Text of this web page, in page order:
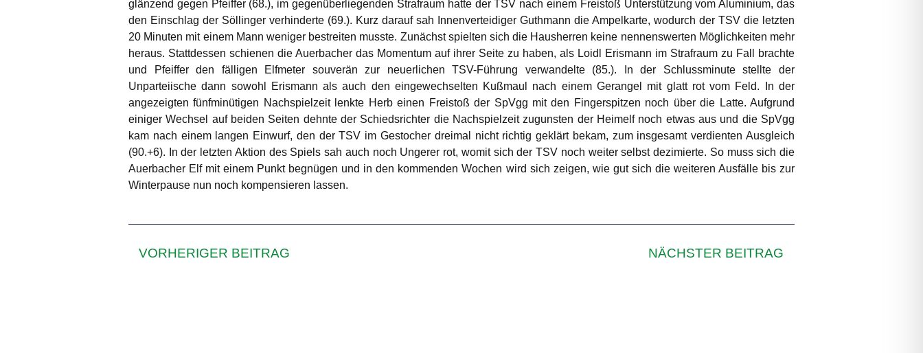
glänzend gegen Pfeiffer (68.), im gegenüberliegenden Strafraum hatte der TSV nach einem Freistoß Unterstützung vom Aluminium, das
den Einschlag der Söllinger verhinderte (69.). Kurz darauf sah Innenverteidiger Guthmann die Ampelkarte, wodurch der TSV die letzten
20 Minuten mit einem Mann weniger bestreiten musste. Zunächst spielten sich die Hausherren keine nennenswerten Möglichkeiten mehr
heraus. Stattdessen schienen die Auerbacher das Momentum auf ihrer Seite zu haben, als Loidl Erismann im Strafraum zu Fall brachte
und Pfeiffer den fälligen Elfmeter souverän zur neuerlichen TSV-Führung verwandelte (85.). In der Schlussminute stellte der
Unparteiische dann sowohl Erismann als auch den eingewechselten Kußmaul nach einem Gerangel mit glatt rot vom Feld. In der
angezeigten fünfminütigen Nachspielzeit lenkte Herb einen Freistoß der SpVgg mit den Fingerspitzen noch über die Latte. Aufgrund
einiger Wechsel auf beiden Seiten dehnte der Schiedsrichter die Nachspielzeit zugunsten der Heimelf noch etwas aus und die SpVgg
kam nach einem langen Einwurf, den der TSV im Gestocher dreimal nicht richtig geklärt bekam, zum insgesamt verdienten Ausgleich
(90.+6). In der letzten Aktion des Spiels sah auch noch Ungerer rot, womit sich der TSV noch weiter selbst dezimierte. So muss sich die
Auerbacher Elf mit einem Punkt begnügen und in den kommenden Wochen wird sich zeigen, wie gut sich die weiteren Ausfälle bis zur
Winterpause nun noch kompensieren lassen.
VORHERIGER BEITRAG NÄCHSTER BEITRAG